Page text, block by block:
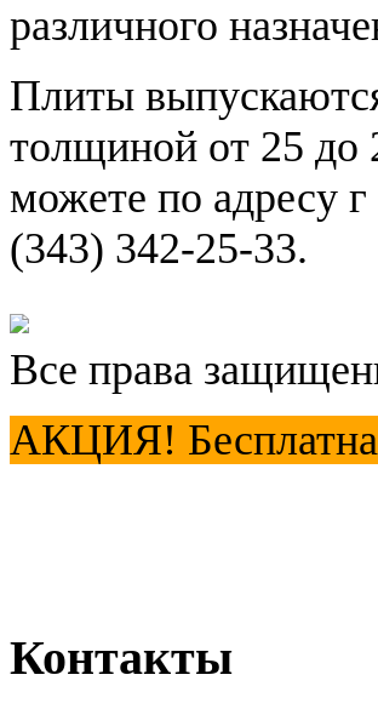
различного
Плиты
толщиной от 25
можете по адресу
(343) 342-25-33.
Все права
АКЦИЯ!
Контакты